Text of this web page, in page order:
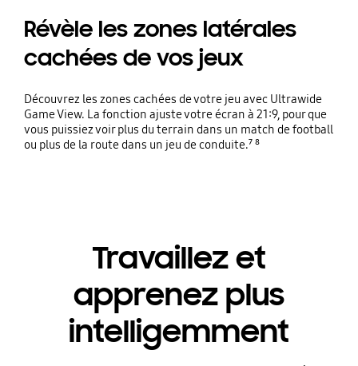
Révèle les zones latérales
cachées de vos jeux
Découvrez les zones cachées de votre jeu avec Ultrawide
Game View. La fonction ajuste votre écran à 21:9, pour que
vous puissiez voir plus du terrain dans un match de football
ou plus de la route dans un jeu de conduite.⁷ ⁸
Travaillez et
apprenez plus
intelligemment